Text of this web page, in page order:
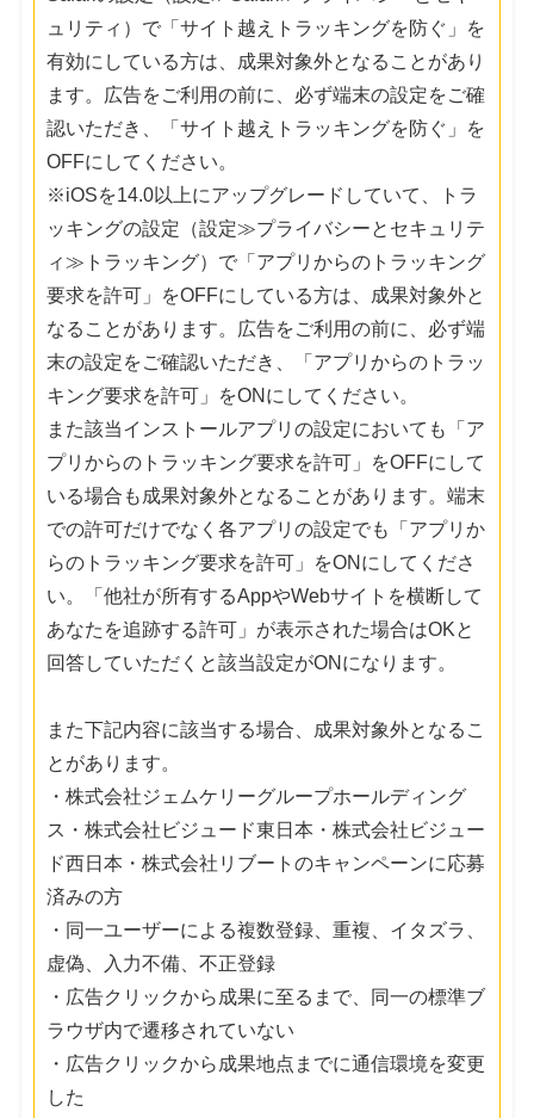
ュリティ）で「サイト越えトラッキングを防ぐ」を
有効にしている方は、成果対象外となることがあり
ます。広告をご利用の前に、必ず端末の設定をご確
認いただき、「サイト越えトラッキングを防ぐ」を
OFFにしてください。
※iOSを14.0以上にアップグレードしていて、トラ
ッキングの設定（設定≫プライバシーとセキュリテ
ィ≫トラッキング）で「アプリからのトラッキング
要求を許可」をOFFにしている方は、成果対象外と
なることがあります。広告をご利用の前に、必ず端
末の設定をご確認いただき、「アプリからのトラッ
キング要求を許可」をONにしてください。
また該当インストールアプリの設定においても「ア
プリからのトラッキング要求を許可」をOFFにして
いる場合も成果対象外となることがあります。端末
での許可だけでなく各アプリの設定でも「アプリか
らのトラッキング要求を許可」をONにしてくださ
い。「他社が所有するAppやWebサイトを横断して
あなたを追跡する許可」が表示された場合はOKと
回答していただくと該当設定がONになります。
また下記内容に該当する場合、成果対象外となるこ
とがあります。
・株式会社ジェムケリーグループホールディング
ス・株式会社ビジュード東日本・株式会社ビジュー
ド西日本・株式会社リブートのキャンペーンに応募
済みの方
・同一ユーザーによる複数登録、重複、イタズラ、
虚偽、入力不備、不正登録
・広告クリックから成果に至るまで、同一の標準ブ
ラウザ内で遷移されていない
・広告クリックから成果地点までに通信環境を変更
した